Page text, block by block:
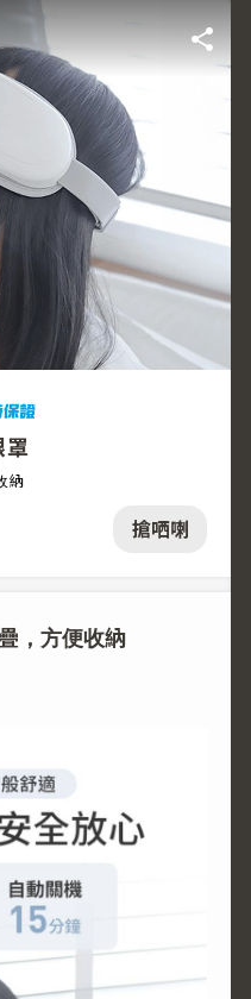
搶哂喇
罩
納
，方便收納